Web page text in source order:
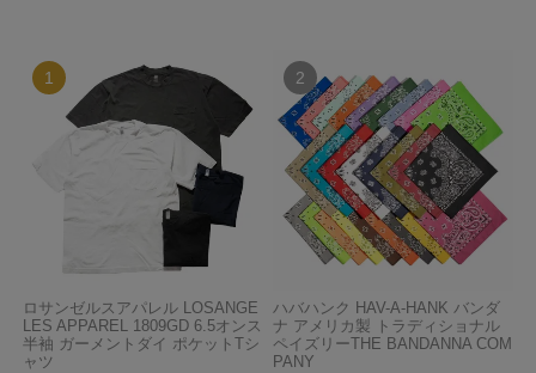
ロサンゼルスアパレル LOSANGE
LES APPAREL 1809GD 6.5オンス
半袖 ガーメントダイ ポケットTシ
ャツ
ハバハンク HAV-A-HANK バンダ
ナ アメリカ製 トラディショナル
ペイズリーTHE BANDANNA COM
PANY